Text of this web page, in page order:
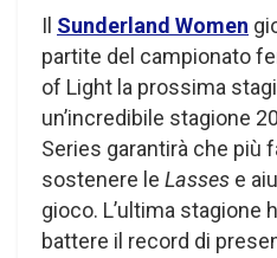
Il Sunderland Women
partite del campionato
of Light la prossima
un’incredibile stagione
Series garantirà che più
sostenere le Lasses e
gioco. L’ultima stagione
battere il record di